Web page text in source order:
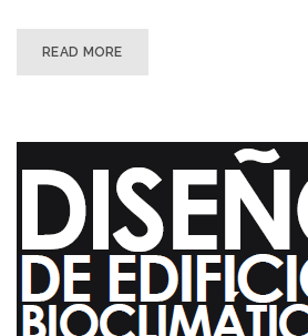
READ MORE